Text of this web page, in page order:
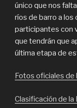
único que nos
ríos de barro a los
participantes con
que tendrán que
última etapa de
Fotos oficiales de
Clasificación de la